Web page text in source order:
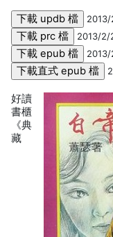
2013/2/
好讀
書櫃
《典
藏